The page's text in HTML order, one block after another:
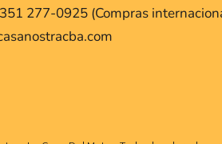
277-0925 (Compras